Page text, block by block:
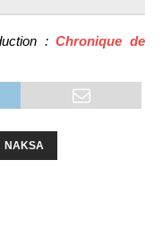
:Chronique de
NAKSA